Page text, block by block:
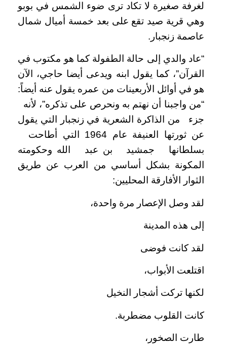
لغرفة صغيرة لا تكاد ترى ضوء الشمس في بوبو
وهي قرية صيد تقع على بعد خمسة أميال شمال
عاصمة زنجبار.
“عاد والدي إلى حالة الطفولة كما هو مكتوب في
القرآن”، كما يقول ابنه ويدعى أيضا حاجي، الآن
هو في أوائل الأربعينات من عمره يقول عنه أيضاً:
“من واجبنا أن نهتم به ونحرص على تذكره”، لأنه
جزء من الذاكرة الشعرية في زنجبار التي يقول
عن ثورتها العنيفة عام 1964 التي أطاحت
بسلطانها جمشيد بن عبد الله وحكومته
المكونة بشكل أساسي من العرب عن طريق
الثوار الأفارقة المحليين:
لقد وصل الإعصار مرة واحدة،
إلى هذه المدينة
لقد كانت فوضى
اقتلعت الأبواب،
لكنها تركت أشجار النخيل
كانت القلوب مضطربة.
طارت الصخور،